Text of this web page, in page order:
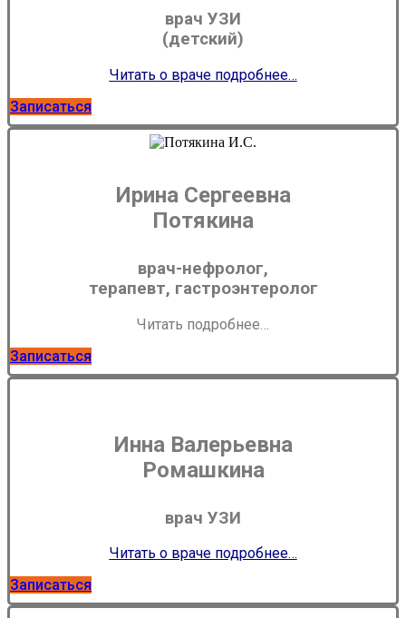
врач УЗИ
(детский)
Читать о враче подробнее…
Записаться
Ирина Сергеевна
Потякина
врач-нефролог,
терапевт, гастроэнтеролог
Читать подробнее…
Записаться
Инна Валерьевна
Ромашкина
врач УЗИ
Читать о враче подробнее…
Записаться